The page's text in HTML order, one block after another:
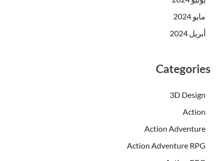
مايو 2024
أبريل 2024
Categories
3D Design
Action
Action Adventure
Action Adventure RPG